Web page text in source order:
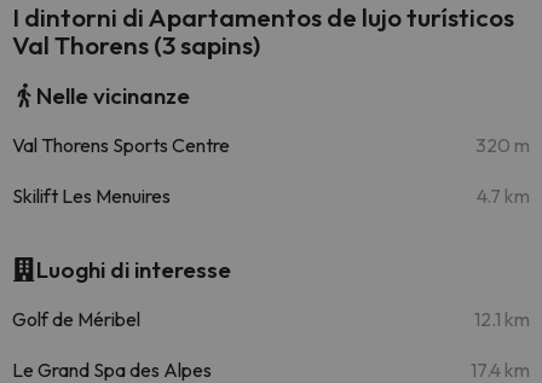
I dintorni di Apartamentos de lujo turísticos
Val Thorens (3 sapins)
Nelle vicinanze
Val Thorens Sports Centre 320 m
Skilift Les Menuires 4.7 km
Luoghi di interesse
Golf de Méribel 12.1 km
Le Grand Spa des Alpes 17.4 km